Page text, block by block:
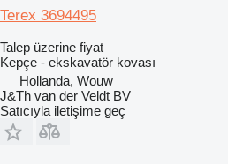
Terex 3694495
Talep üzerine fiyat
Kepçe - ekskavatör kovası
Hollanda, Wouw
J&Th van der Veldt BV
Satıcıyla iletişime geç